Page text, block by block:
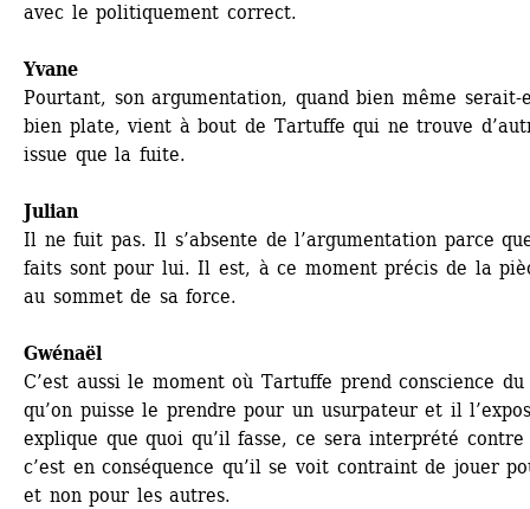
avec le politiquement correct.
Yvane
Pourtant, son argumentation, quand bien même serait-
bien plate, vient à bout de Tartuffe qui ne trouve
issue que la fuite.
Julian
Il ne fuit pas. Il s’absente de l’argumentation parce
faits sont pour lui. Il est, à ce moment précis de la
au sommet de sa force.
Gwénaël
C’est aussi le moment où Tartuffe prend conscience
qu’on puisse le prendre pour un usurpateur et il
explique que quoi qu’il fasse, ce sera interprété
c’est en conséquence qu’il se voit contraint de jouer
et non pour les autres.